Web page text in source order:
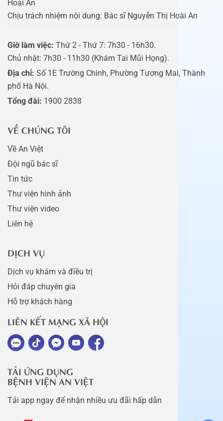
Hoài An
Chịu trách nhiệm nội dung: Bác sĩ Nguyễn Thị Hoài An
Giờ làm việc: Thứ 2 - Thứ 7: 7h30 - 16h30.
Chủ nhật: 7h30 - 11h30 (Khám Tai Mũi Họng).
Địa chỉ: Số 1E Trường Chinh, Phường Tương Mai, Thành
phố Hà Nội.
Tổng đài: 1900 2838
VỀ CHÚNG TÔI
Về An Việt
Đội ngũ bác sĩ
Tin tức
Thư viện hình ảnh
Thư viện video
Liên hệ
DỊCH VỤ
Dịch vụ khám và điều trị
Hỏi đáp chuyên gia
Hỗ trợ khách hàng
LIÊN KẾT MẠNG XÃ HỘI
TẢI ỨNG DỤNG
BỆNH VIỆN AN VIỆT
Tải app ngay để nhận nhiều ưu đãi hấp dẫn